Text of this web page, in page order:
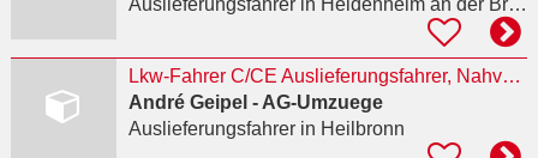
Auslieferungsfahrerin Heidenheim an der Brenz
Lkw-Fahrer C/CE Auslieferungsfahrer, Nahverkehr Heilbronn (m/w/d)
André Geipel - AG-Umzuege
Auslieferungsfahrerin Heilbronn